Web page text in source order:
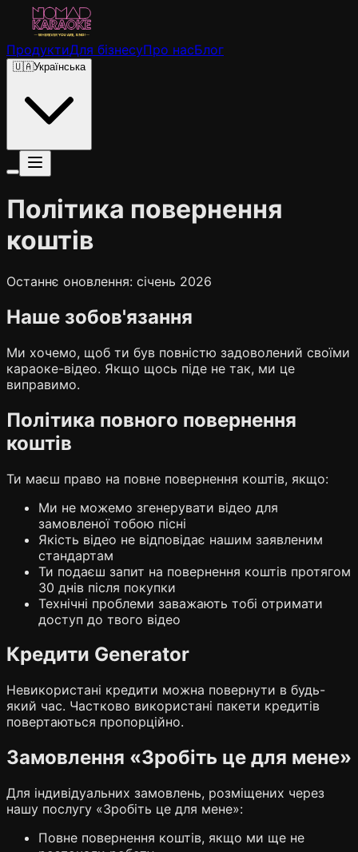
ПродуктиДля бізнесуПро насБлог
🇺🇦Українська
Політика повернення
коштів
Останнє оновлення: січень 2026
Наше зобов'язання
Ми хочемо, щоб ти був повністю задоволений своїми
караоке-відео. Якщо щось піде не так, ми це
виправимо.
Політика повного повернення
коштів
Ти маєш право на повне повернення коштів, якщо:
Ми не можемо згенерувати відео для
замовленої тобою пісні
Якість відео не відповідає нашим заявленим
стандартам
Ти подаєш запит на повернення коштів протягом
30 днів після покупки
Технічні проблеми заважають тобі отримати
доступ до твого відео
Кредити Generator
Невикористані кредити можна повернути в будь-
який час. Частково використані пакети кредитів
повертаються пропорційно.
Замовлення «Зробіть це для мене»
Для індивідуальних замовлень, розміщених через
нашу послугу «Зробіть це для мене»:
Повне повернення коштів, якщо ми ще не